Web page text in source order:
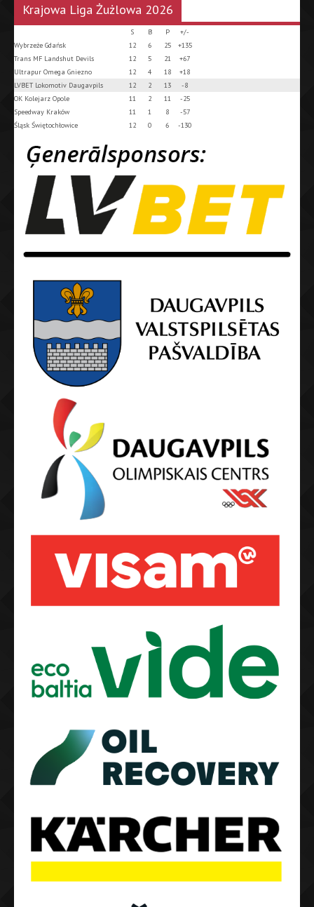
Krajowa Liga Żużlowa 2026
S B P
+/-
Wybrzeże Gdańsk
12 6 25
+135
Trans MF Landshut Devils
12 5 21
+67
Ultrapur Omega Gniezno
12 4 18
+18
LVBET Lokomotiv Daugavpils
12 2 13
-8
OK Kolejarz Opole
11 2 11
-25
Speedway Kraków
11 1 8
-57
Śląsk Świętochłowice
12 0 6 -130